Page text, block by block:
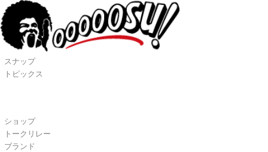
スナップ
トピックス
ショップ
トークリレー
ブランド